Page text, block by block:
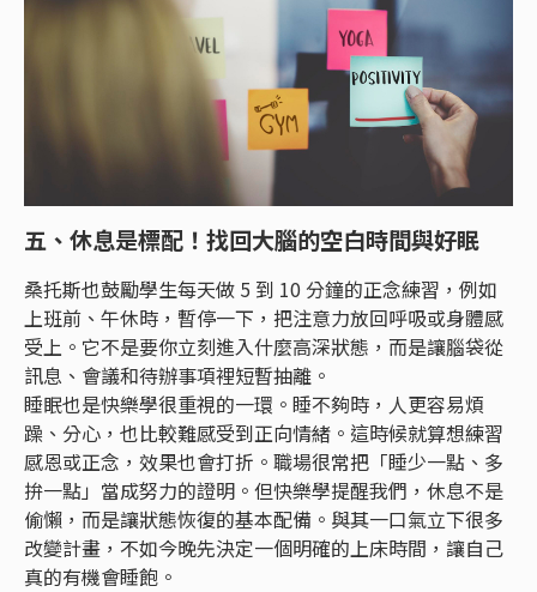
五、休息是標配！找回大腦的空白時間與好眠
桑托斯也鼓勵學生每天做 5 到 10 分鐘的正念練習，例如
上班前、午休時，暫停一下，把注意力放回呼吸或身體感
受上。它不是要你立刻進入什麼高深狀態，而是讓腦袋從
訊息、會議和待辦事項裡短暫抽離。
睡眠也是快樂學很重視的一環。睡不夠時，人更容易煩
躁、分心，也比較難感受到正向情緒。這時候就算想練習
感恩或正念，效果也會打折。職場很常把「睡少一點、多
拚一點」當成努力的證明。但快樂學提醒我們，休息不是
偷懶，而是讓狀態恢復的基本配備。與其一口氣立下很多
改變計畫，不如今晚先決定一個明確的上床時間，讓自己
真的有機會睡飽。